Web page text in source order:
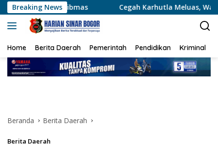
Langsung
ke
konten
Breaking NewsCegah Karhutla Meluas, Wakapolda Riau dan
Home Berita Daerah Pemerintah Pendidikan Kriminal
Beranda Berita Daerah
Berita Daerah